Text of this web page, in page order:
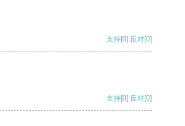
支持[0] 反对[0]
支持[0] 反对[0]